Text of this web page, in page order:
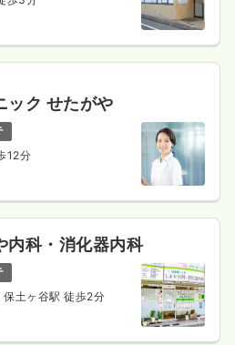
ック せたがや
12分
内科・消化器内科
保土ヶ谷駅 徒歩2分